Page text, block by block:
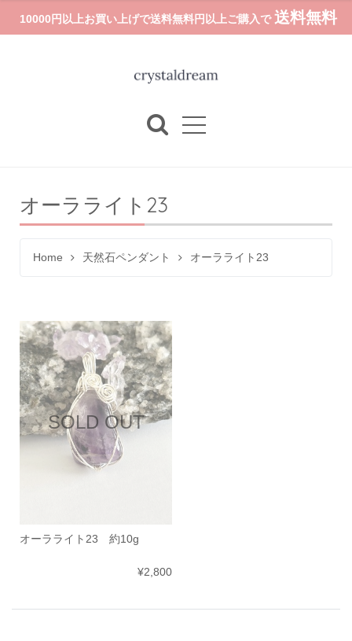
10000円以上お買い上げで送料無料円以上ご購入で 送料無料
オーラライト23
Home 天然石ペンダント オーラライト23
SOLD OUT
オーラライト23 約10g
¥2,800